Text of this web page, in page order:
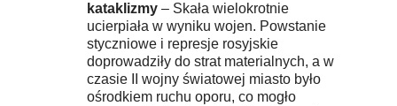
kataklizmy – Skała wielokrotnie
ucierpiała w wyniku wojen. Powstanie
styczniowe i represje rosyjskie
doprowadziły do strat materialnych, a w
czasie II wojny światowej miasto było
ośrodkiem ruchu oporu, co mogło